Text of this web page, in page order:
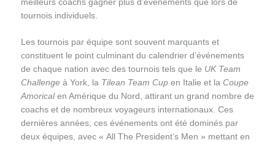
meilleurs coachs gagner plus d’événements que lors de
tournois individuels.
Les tournois par équipe sont souvent marquants et
constituent le point culminant du calendrier d’événements
de chaque nation avec des tournois tels que le UK Team
Challengeà York, la Tilean Team Cupen Italie et la Coupe
Amoricalen Amérique du Nord, attirant un grand nombre de
coachs et de nombreux voyageurs internationaux. Ces
dernières années, ces événements ont été dominés par
deux équipes, avec « All The President’s Men » mettant en